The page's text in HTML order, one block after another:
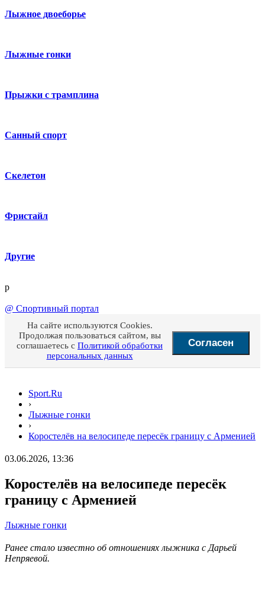
Лыжное двоеборье
Лыжные гонки
Прыжки с трамплина
Санный спорт
Скелетон
Фристайл
Другие
p
@ Спортивный портал
На сайте используются Cookies.
Продолжая пользоваться сайтом, вы
соглашаетесь с Политикой обработки
персональных данных
Согласен
Sport.Ru
›
Лыжные гонки
›
Коростелёв на велосипеде пересёк границу с Арменией
03.06.2026, 13:36
Коростелёв на велосипеде пересёк
границу с Арменией
Лыжные гонки
Ранее стало известно об отношениях лыжника с Дарьей
Непряевой.